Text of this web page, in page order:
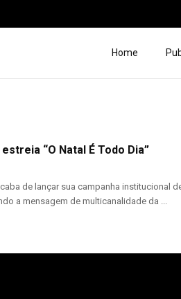
Home
“O Natal É Todo Dia”
de lançar sua campanha institucional
a mensagem de multicanalidade da ...